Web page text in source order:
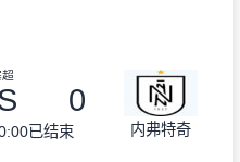
超
0
已结束 内弗特奇